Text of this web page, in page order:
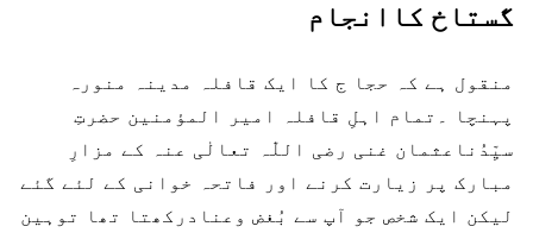
گستاخ کاانجام
منقول ہے کہ حجا ج کا ایک قافلہ مدینہ منورہ
پہنچا ۔تمام اہلِ قافلہ امیر المؤمنین حضرتِ
سیِّدُناعثمان غنی رضی اللّٰہ تعالٰی عنہ کے مزارِ
مبارک پر زیارت کرنے اور فاتحہ خوانی کے لئے گئے
لیکن ایک شخص جو آپ سے بُغض وعنادرکھتا تھا توہین